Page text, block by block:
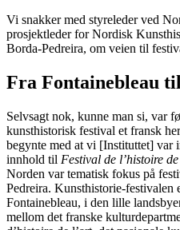
Vi snakker med styreleder ved
prosjektleder for Nordisk
Borda-Pedreira, om veien til
Fra Fontainebleau
Selvsagt nok, kunne man si, var
kunsthistorisk festival et fransk
begynte med at vi [Instituttet] var
innhold til Festival de l’histoire
Norden var tematisk fokus på
Pedreira. Kunsthistorie-festivalen
Fontainebleau, i den lille
mellom det franske